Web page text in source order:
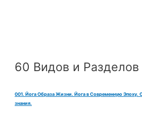
60 Видов и Разделов
001. Йога Образа Жизни. Йога в Современную Эпоху.
знания.